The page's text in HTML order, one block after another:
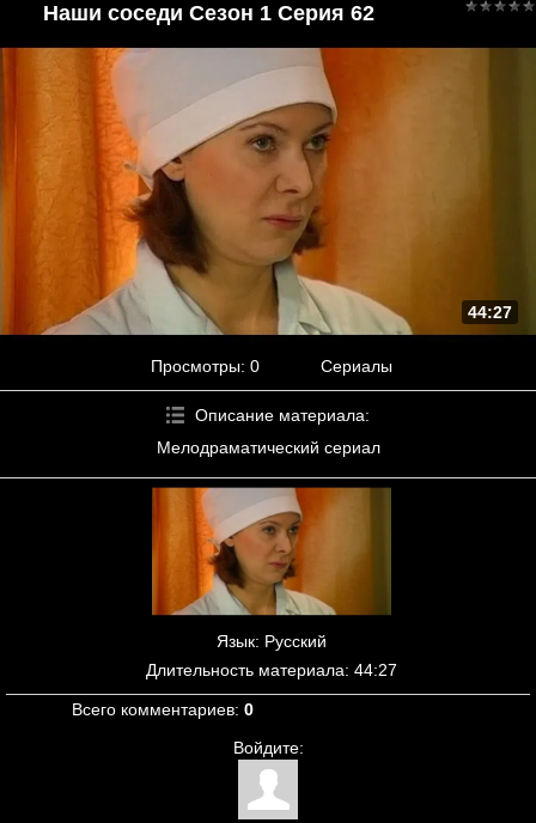
Наши соседи Сезон 1 Серия 62
44:27
Просмотры: 0 Сериалы
Описание материала:
Мелодраматический сериал
Язык: Русский
Длительность материала: 44:27
Всего комментариев: 0
Войдите: